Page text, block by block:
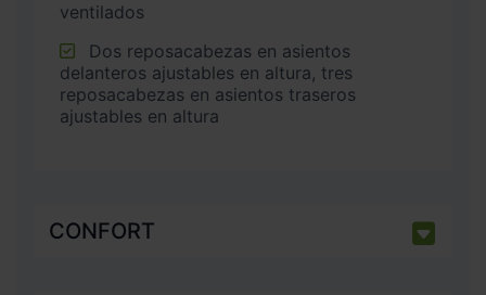
ventilados
delanteros ajustables en altura, tres
reposacabezas en asientos traseros
ajustables en altura
CONFORT